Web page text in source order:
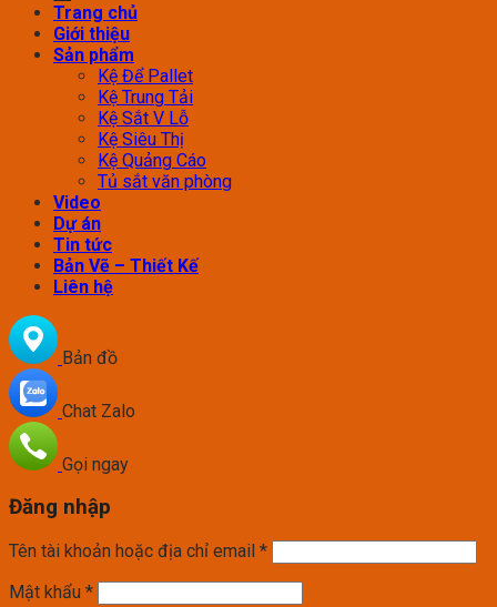
Trang chủ
Giới thiệu
Sản phẩm
Kệ Để Pallet
Kệ Trung Tải
Kệ Sắt V Lỗ
Kệ Siêu Thị
Kệ Quảng Cáo
Tủ sắt văn phòng
Video
Dự án
Tin tức
Bản Vẽ – Thiết Kế
Liên hệ
Bản đồ
Chat Zalo
Gọi ngay
Đăng nhập
Tên tài khoản hoặc địa chỉ email *
Mật khẩu *